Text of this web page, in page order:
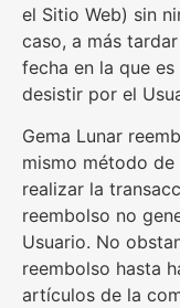
el Sitio Web) sin
caso, a más
fecha en la que
desistir por el
Gema Lunar
mismo método
realizar la
reembolso no
Usuario. No
reembolso hasta
artículos de la